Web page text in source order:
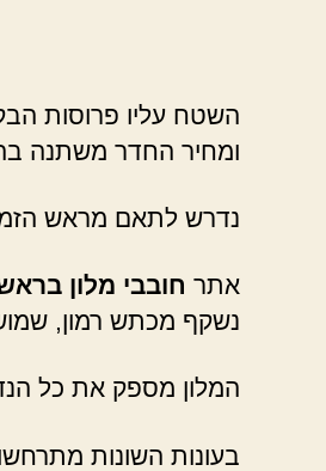
השטח עליו פרוסות
ומחיר החדר משתנה
נדרש לתאם מראש
אתר חובבי מלון
נשקף מכתש רמון,
המלון מספק את כל
בעונות השונות